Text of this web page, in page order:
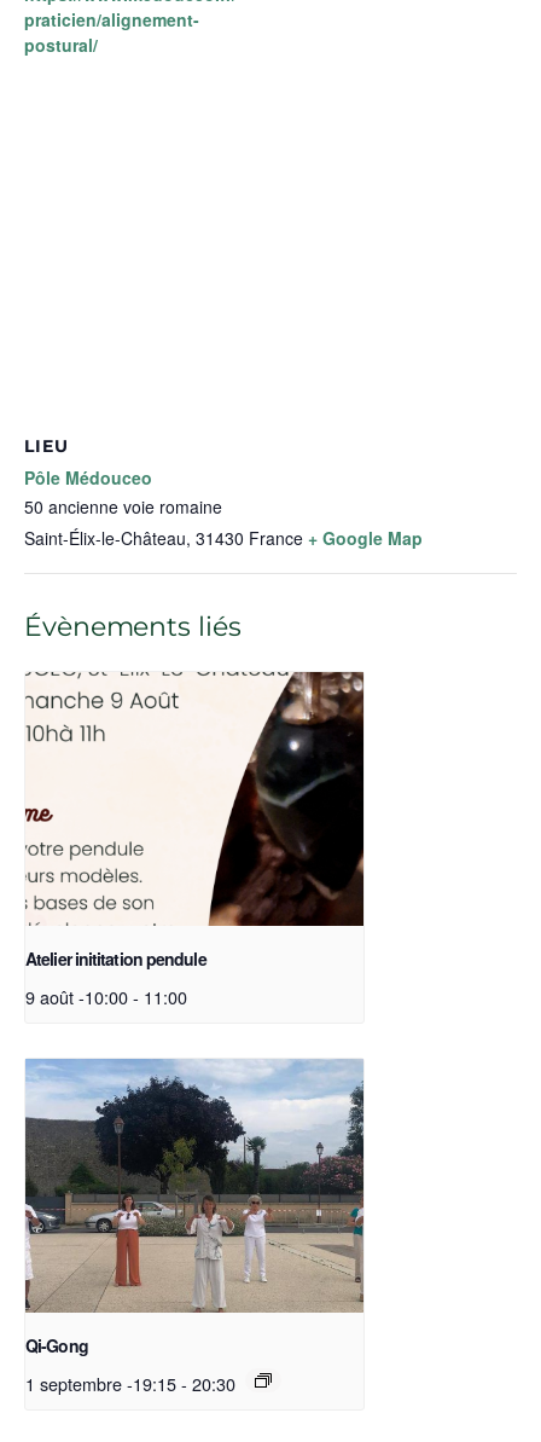
praticien/alignement-
postural/
LIEU
Pôle Médouceo
50 ancienne voie romaine
Saint-Élix-le-Château, 31430 France + Google Map
Évènements liés
Atelier inititation pendule
9 août -10:00- 11:00
Qi-Gong
1 septembre -19:15- 20:30